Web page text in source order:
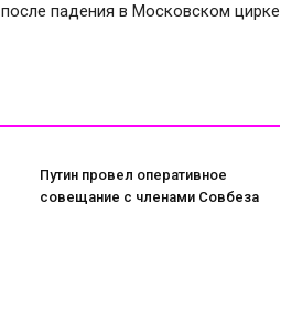
после падения в Московском цирке
Путин провел оперативное
совещание с членами Совбеза